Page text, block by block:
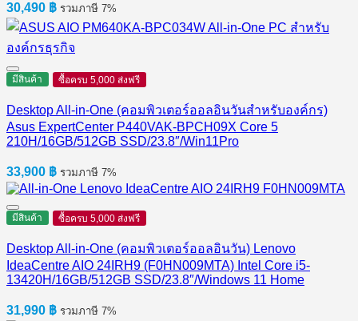
30,490 ฿ รวมภาษี 7%
มีสินค้า ซื้อครบ 5,000 ส่งฟรี
Desktop All-in-One (คอมพิวเตอร์ออลอินวันสำหรับองค์กร)
Asus ExpertCenter P440VAK-BPCH09X Core 5
210H/16GB/512GB SSD/23.8″/Win11Pro
33,900 ฿ รวมภาษี 7%
มีสินค้า ซื้อครบ 5,000 ส่งฟรี
Desktop All-in-One (คอมพิวเตอร์ออลอินวัน) Lenovo
IdeaCentre AIO 24IRH9 (F0HN009MTA) Intel Core i5-
13420H/16GB/512GB SSD/23.8″/Windows 11 Home
31,990 ฿ รวมภาษี 7%